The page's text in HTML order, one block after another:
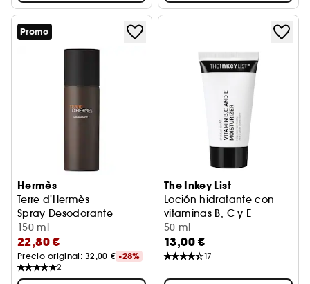
Promo
Hermès
Terre d'Hermès
Spray Desodorante
150 ml
22,80 €
Precio original: 32,00 € -28%
2
The Inkey List
Loción hidratante con
vitaminas B, C y E
50 ml
13,00 €
17